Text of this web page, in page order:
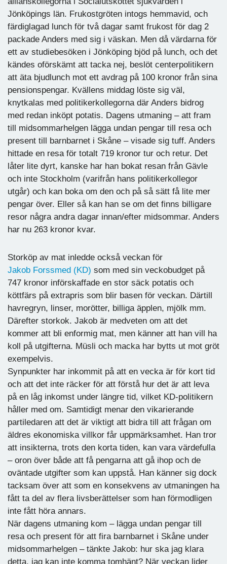
Jönköpings län. Frukostgröten intogs hemmavid, och
färdiglagad lunch för två dagar samt frukost för dag 2
packade Anders med sig i väskan. Men då värdarna för
ett av studiebesöken i Jönköping bjöd på lunch, och det
kändes oförskämt att tacka nej, beslöt centerpolitikern
att äta bjudlunch mot ett avdrag på 100 kronor från sina
pensionspengar. Kvällens middag löste sig väl,
knytkalas med politikerkollegorna där Anders bidrog
med redan inköpt potatis. Dagens utmaning – att fram
till midsommarhelgen lägga undan pengar till resa och
present till barnbarnet i Skåne – visade sig tuff. Anders
hittade en resa för totalt 719 kronor tur och retur. Det
låter lite dyrt, kanske har han bokat resan från Gävle
och inte Stockholm (varifrån hans politikerkollegor
utgår) och kan boka om den och på så sätt få lite mer
pengar över. Eller så kan han se om det finns billigare
resor några andra dagar innan/efter midsommar. Anders
har nu 263 kronor kvar.
Storköp av mat inledde också veckan för
Jakob Forssmed (KD) som med sin veckobudget på
747 kronor införskaffade en stor säck potatis och
köttfärs på extrapris som blir basen för veckan. Därtill
havregryn, linser, morötter, billiga äpplen, mjölk mm.
Därefter storkok. Jakob är medveten om att det
kommer att bli enformig mat, men känner att han vill ha
koll på utgifterna. Müsli och macka har bytts ut mot gröt
exempelvis.
Synpunkter har inkommit på att en vecka är för kort tid
och att det inte räcker för att förstå hur det är att leva
på en låg inkomst under längre tid, vilket KD-politikern
håller med om. Samtidigt menar den vikarierande
partiledaren att det är viktigt att bidra till att frågan om
äldres ekonomiska villkor får uppmärksamhet. Han tror
att insikterna, trots den korta tiden, kan vara värdefulla
– oron över både att få pengarna att gå ihop och de
oväntade utgifter som kan uppstå. Han känner sig dock
tacksam över att som en konsekvens av utmaningen ha
fått ta del av flera livsberättelser som han förmodligen
inte fått höra annars.
När dagens utmaning kom – lägga undan pengar till
resa och present för att fira barnbarnet i Skåne under
midsommarhelgen – tänkte Jakob: hur ska jag klara
detta, jag kan inte komma tomhänt? När veckan lider